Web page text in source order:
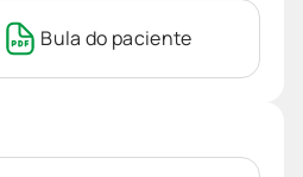
Bula do paciente